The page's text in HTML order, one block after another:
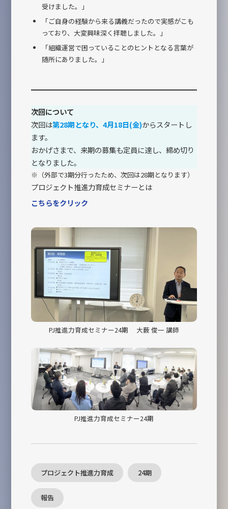
受けました。」
「ご自身の経験から来る講義だったので実感がこも
っており、大変興味深く拝聴しました。」
「組織運営で困っていることのヒントとなる言葉が
随所にありました。」
次回について
次回は第28期となり、4月18日(金)からスタートし
ます。
おかげさまで、来期の募集も定員に達し、締め切り
となりました。
※（外部で3期分行ったため、次回は28期となります）
プロジェクト推進力育成セミナーとは
こちらをクリック
PJ推進力育成セミナー24期 大薮 俊一 講師
PJ推進力育成セミナー24期
プロジェクト推進力育成 24期
報告